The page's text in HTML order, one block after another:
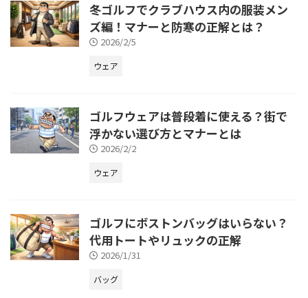
冬ゴルフでクラブハウス内の服装メン
ズ編！マナーと防寒の正解とは？
2026/2/5
ウェア
ゴルフウェアは普段着に使える？街で
浮かない選び方とマナーとは
2026/2/2
ウェア
ゴルフにボストンバッグはいらない？
代用トートやリュックの正解
2026/1/31
バッグ